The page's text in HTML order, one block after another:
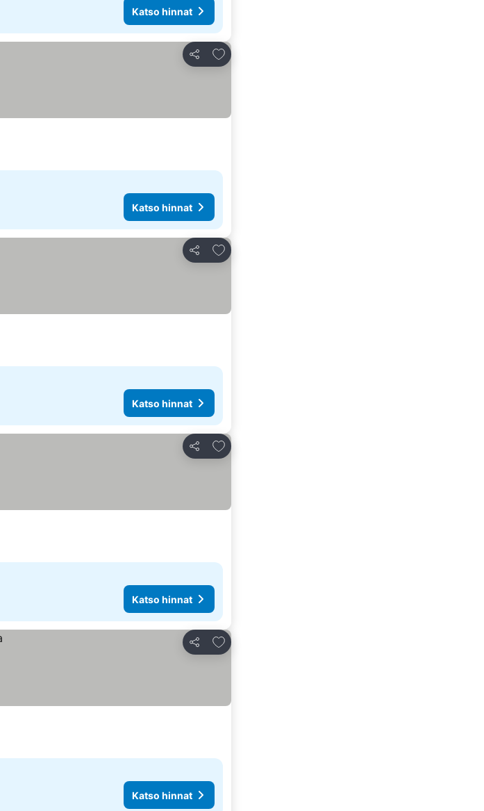
Katso hinnat
Jaa
Lisää suosikkeihin
Katso hinnat
Jaa
Lisää suosikkeihin
Katso hinnat
Jaa
Lisää suosikkeihin
Katso hinnat
Jaa
Lisää suosikkeihin
Katso hinnat